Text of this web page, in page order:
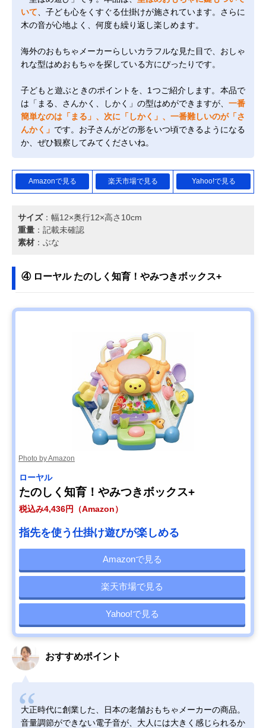
いて 、子ども心をくすぐる仕掛けが施されています。さらに
木の音が心地よく、何度も繰り返し楽しめます。
海外のおもちゃメーカーらしいカラフルな見た目で、おしゃ
れな型はめおもちゃを探している方にぴったりです。
子どもと遊ぶときのポイントを、1つご紹介します。本品で
は「まる、さんかく、しかく」の型はめができますが、 一番
簡単なのは「まる」、次に「しかく」、一番難しいのが「さ
んかく」 です。お子さんがどの形をいつ頃できるようになる
か、ぜひ観察してみてくださいね。
Amazonで見る 楽天市場で見る Yahoo!で見る
サイズ：幅12×奥行12×高さ10cm
重量 ：記載未確認
素材 ：ぶな
④ ローヤル たのしく知育！やみつきボックス+
Photo by Amazon
ローヤル
たのしく知育！やみつきボックス+
税込み4,436円（Amazon）
指先を使う仕掛け遊びが楽しめる
Amazonで見る
楽天市場で見る
Yahoo!で見る
おすすめポイント
大正時代に創業した、日本の老舗おもちゃメーカーの商品。
音量調節ができない電子音が、大人には大きく感じられるか